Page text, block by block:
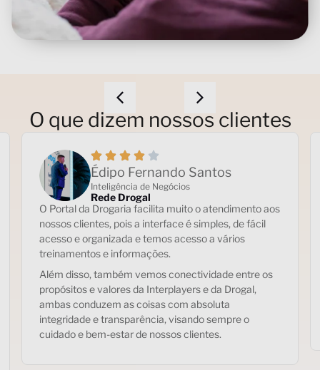
O que dizem nossos clientes
Édipo Fernando Santos
Inteligência de Negócios
Rede Drogal
O Portal da Drogaria facilita muito o atendimento aos
nossos clientes, pois a interface é simples, de fácil
acesso e organizada e temos acesso a vários
treinamentos e informações.
Além disso, também vemos conectividade entre os
propósitos e valores da Interplayers e da Drogal,
ambas conduzem as coisas com absoluta
integridade e transparência, visando sempre o
cuidado e bem-estar de nossos clientes.